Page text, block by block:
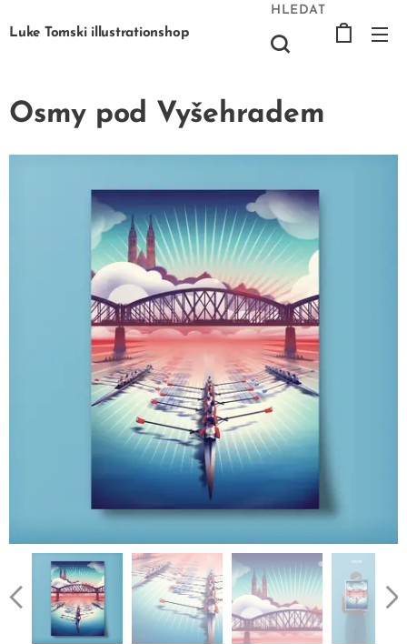
Luke Tomski illustrationshop
HLEDAT
Osmy pod Vyšehradem